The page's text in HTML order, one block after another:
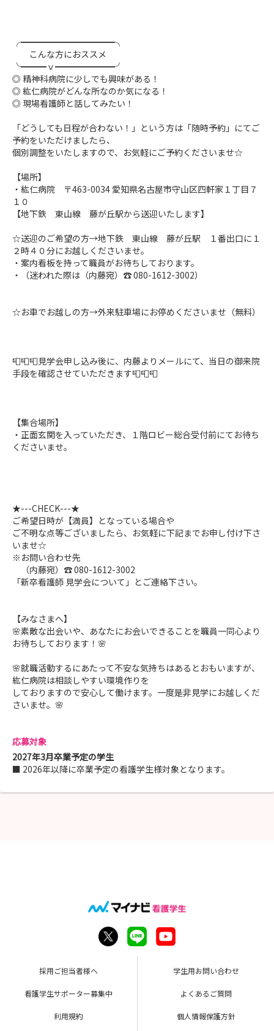
╭━━━━━━━━━━━╮
こんな方におススメ
╰━━━ｖ━━━━━━━╯
◎ 精神科病院に少しでも興味がある！
◎ 紘仁病院がどんな所なのか気になる！
◎ 現場看護師と話してみたい！
「どうしても日程が合わない！」という方は「随時予約」にてご
予約をいただけましたら、
個別調整をいたしますので、お気軽にご予約くださいませ☆
【場所】
・紘仁病院 〒463-0034 愛知県名古屋市守山区四軒家１丁目７
１０
【地下鉄 東山線 藤が丘駅から送迎いたします】
☆送迎のご希望の方→地下鉄 東山線 藤が丘駅 １番出口に１
２時４０分にお越しくださいませ。
・案内看板を持って職員がお待ちしております。
・（迷われた際は（内藤宛）☎ 080-1612-3002）
☆お車でお越しの方→外来駐車場にお停めくださいませ（無料）
📮📮📮見学会申し込み後に、内藤よりメールにて、当日の御来院
手段を確認させていただきます📮📮📮
【集合場所】
・正面玄関を入っていただき、１階ロビー総合受付前にてお待ち
くださいませ。
★---CHECK---★
ご希望日時が【満員】となっている場合や
ご不明な点等ございましたら、お気軽に下記までお申し付け下さ
いませ☆
※お問い合わせ先
（内藤宛）☎ 080-1612-3002
「新卒看護師 見学会について」とご連絡下さい。
【みなさまへ】
🌸素敵な出会いや、あなたにお会いできることを職員一同心より
お待ちしております！🌸
🌸就職活動するにあたって不安な気持ちはあるとおもいますが、
紘仁病院は相談しやすい環境作りを
しておりますので安心して働けます。一度是非見学にお越しくだ
さいませ。🌸
応募対象
2027年3月卒業予定の学生
■ 2026年以降に卒業予定の看護学生様対象となります。
採用ご担当者様へ 学生用お問い合わせ
看護学生サポーター募集中 よくあるご質問
利用規約 個人情報保護方針